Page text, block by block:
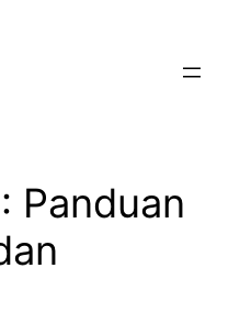
Panduan